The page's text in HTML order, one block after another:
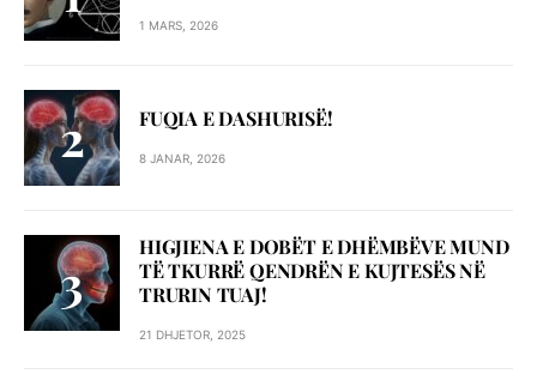
1 MARS, 2026
FUQIA E DASHURISË!
8 JANAR, 2026
HIGJIENA E DOBËT E DHËMBËVE MUND
TË TKURRË QENDRËN E KUJTESËS NË
TRURIN TUAJ!
21 DHJETOR, 2025